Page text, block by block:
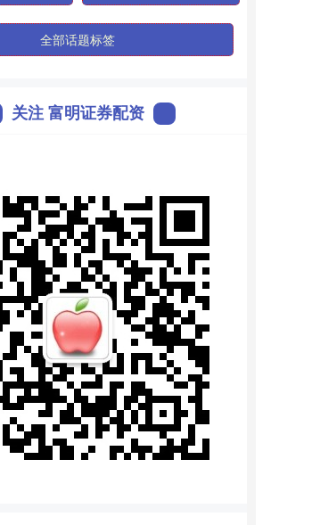
全部话题标签
关注 富明证券配资